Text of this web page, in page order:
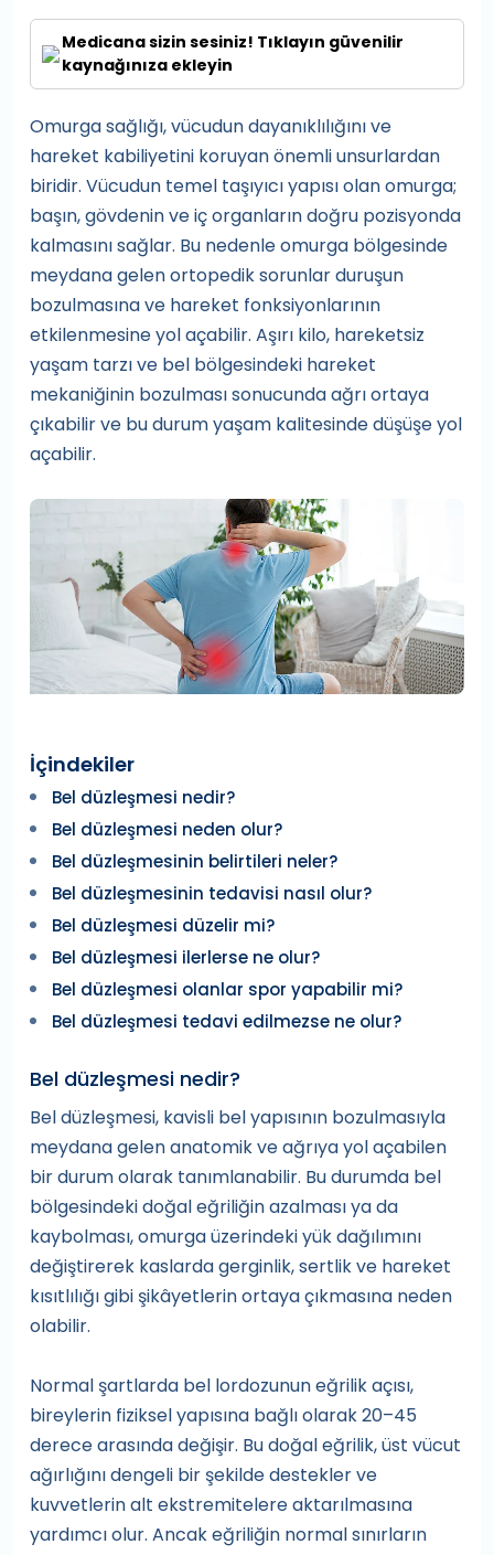
Medicana sizin sesiniz! Tıklayın güvenilir
kaynağınıza ekleyin
Omurga sağlığı, vücudun dayanıklılığını ve
hareket kabiliyetini koruyan önemli unsurlardan
biridir. Vücudun temel taşıyıcı yapısı olan omurga;
başın, gövdenin ve iç organların doğru pozisyonda
kalmasını sağlar. Bu nedenle omurga bölgesinde
meydana gelen ortopedik sorunlar duruşun
bozulmasına ve hareket fonksiyonlarının
etkilenmesine yol açabilir. Aşırı kilo, hareketsiz
yaşam tarzı ve bel bölgesindeki hareket
mekaniğinin bozulması sonucunda ağrı ortaya
çıkabilir ve bu durum yaşam kalitesinde düşüşe yol
açabilir.
İçindekiler
Bel düzleşmesi nedir?
Bel düzleşmesi neden olur?
Bel düzleşmesinin belirtileri neler?
Bel düzleşmesinin tedavisi nasıl olur?
Bel düzleşmesi düzelir mi?
Bel düzleşmesi ilerlerse ne olur?
Bel düzleşmesi olanlar spor yapabilir mi?
Bel düzleşmesi tedavi edilmezse ne olur?
Bel düzleşmesi nedir?
Bel düzleşmesi, kavisli bel yapısının bozulmasıyla
meydana gelen anatomik ve ağrıya yol açabilen
bir durum olarak tanımlanabilir. Bu durumda bel
bölgesindeki doğal eğriliğin azalması ya da
kaybolması, omurga üzerindeki yük dağılımını
değiştirerek kaslarda gerginlik, sertlik ve hareket
kısıtlılığı gibi şikâyetlerin ortaya çıkmasına neden
olabilir.
Normal şartlarda bel lordozunun eğrilik açısı,
bireylerin fiziksel yapısına bağlı olarak 20–45
derece arasında değişir. Bu doğal eğrilik, üst vücut
ağırlığını dengeli bir şekilde destekler ve
kuvvetlerin alt ekstremitelere aktarılmasına
yardımcı olur. Ancak eğriliğin normal sınırların